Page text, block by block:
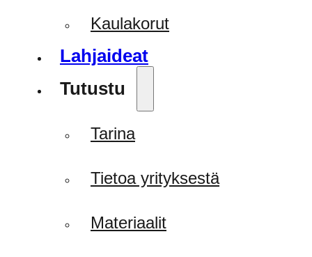
Kaulakorut
Lahjaideat
Tutustu
Tarina
Tietoa yrityksestä
Materiaalit